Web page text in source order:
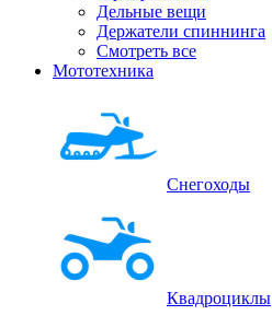
Дельные вещи
Держатели спиннинга
Смотреть все
Мототехника
Снегоходы
Квадроциклы